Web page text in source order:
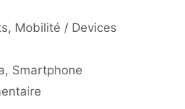
, Mobilité / Devices
, Smartphone